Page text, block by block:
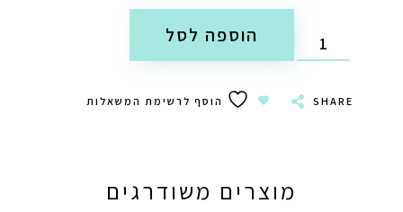
הוספה לסל
SHARE הוסף לרשימת המשאלות
מוצרים משודרגים